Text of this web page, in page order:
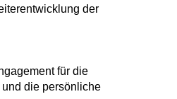
der
für die
die persönliche